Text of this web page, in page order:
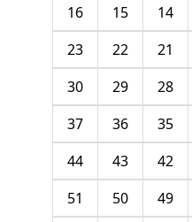
14
15
16
21
22
23
28
29
30
35
36
37
42
43
44
49
50
51